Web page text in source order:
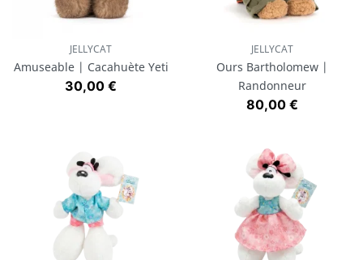
JELLYCAT
Amuseable | Cacahuète Yeti
Prix
30,00 €
JELLYCAT
Ours Bartholomew |
Randonneur
Prix
80,00 €